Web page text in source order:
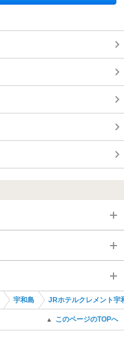
宇和島 JRホテルクレメント宇
▲ このページのTOPへ